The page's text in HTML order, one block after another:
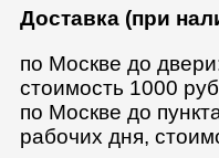
Доставка (при
по Москве до
стоимость 1000
по Москве до
рабочих дня,